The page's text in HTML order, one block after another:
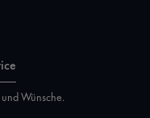
Wünsche.